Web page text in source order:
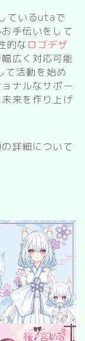
ているutaで
手伝いをして
的なロゴデザ
幅広く対応可能
て活動を始め
ナルなサポー
来を作り上げ
詳細について